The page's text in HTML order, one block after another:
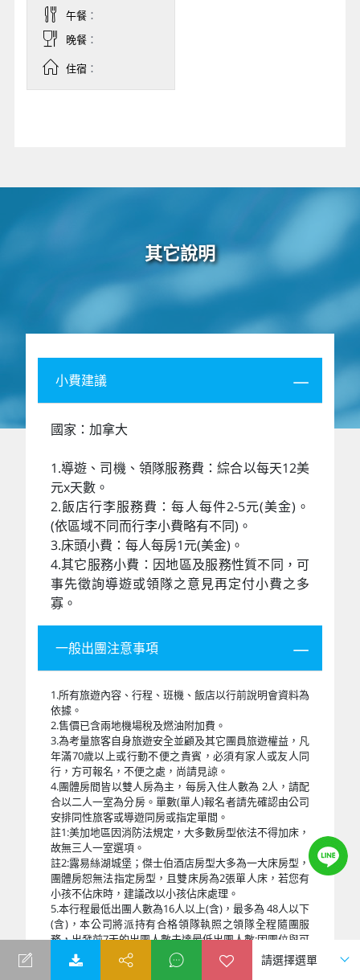
午餐：
晚餐：
住宿：
其它說明
小費建議
國家：加拿大
1.導遊、司機、領隊服務費：綜合以每天12美
元x天數。
2.飯店行李服務費：每人每件2-5元(美金)。
(依區域不同而行李小費略有不同)。
3.床頭小費：每人每房1元(美金)。
4.其它服務小費：因地區及服務性質不同，可
事先徵詢導遊或領隊之意見再定付小費之多
寡。
一般出團注意事項
1.所有旅遊內容、行程、班機、飯店以行前說明會資料為
依據。
2.售價已含兩地機場稅及燃油附加費。
3.為考量旅客自身旅遊安全並顧及其它團員旅遊權益，凡
年滿70歲以上或行動不便之貴賓，必須有家人或友人同
行，方可報名，不便之處，尚請見諒。
4.團體房間皆以雙人房為主，每房入住人數為 2人，請配
合以二人一室為分房。單數(單人)報名者請先確認由公司
安排同性旅客或導遊同房或指定單間。
註1:美加地區因消防法規定，大多數房型依法不得加床，
故無三人一室選項。
註2:露易絲湖城堡；傑士伯酒店房型大多為一大床房型，
團體房恕無法指定房型，且雙床房為2張單人床，若您有
小孩不佔床時，建議改以小孩佔床處理。
5.本行程最低出團人數為16人以上(含)，最多為 48人以下
(含)，本公司將派持有合格領隊執照之領隊全程隨團服
務，出發前7天的出團人數未達最低出團人數:因團位與可
售機位數字會因旅客付訂與取消狀況而有即時增減，以
出發前7天出團人數為準。